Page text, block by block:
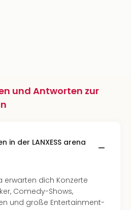
und Antworten zur
in der LANXESS arena
erwarten dich Konzerte
Comedy-Shows,
und große Entertainment-